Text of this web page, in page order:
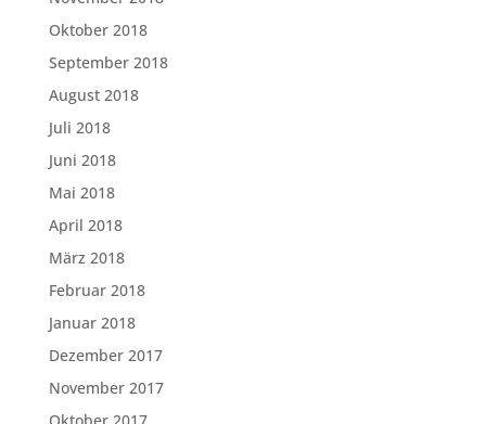
Oktober 2018
September 2018
August 2018
Juli 2018
Juni 2018
Mai 2018
April 2018
März 2018
Februar 2018
Januar 2018
Dezember 2017
November 2017